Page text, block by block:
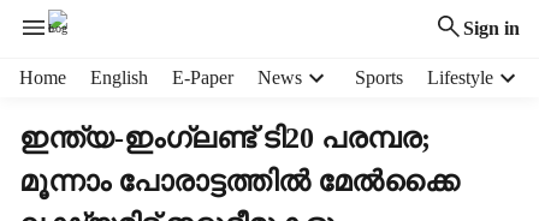
Sign in
Home English E-Paper News Sports Lifestyle
ഇന്ത്യ-ഇംഗ്ലണ്ട് ടി20 പരമ്പര;
മൂന്നാം പോരാട്ടത്തിൽ മേല്‍ക്കൈ